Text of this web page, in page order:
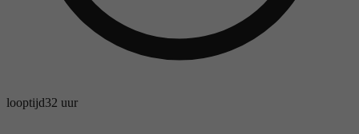
looptijd32 uur